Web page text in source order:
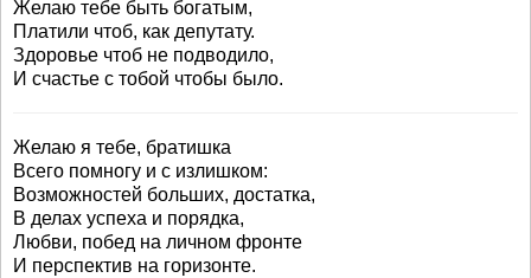
Желаю тебе быть богатым,
Платили чтоб, как депутату.
Здоровье чтоб не подводило,
И счастье с тобой чтобы было.
Желаю я тебе, братишка
Всего помногу и с излишком:
Возможностей больших, достатка,
В делах успеха и порядка,
Любви, побед на личном фронте
И перспектив на горизонте.